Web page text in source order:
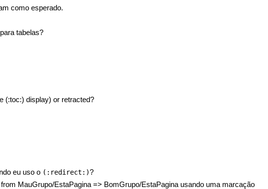
como esperado.
tabelas?
(:toc:) display) or retracted?
eu uso o (:redirect:)?
MauGrupo/EstaPagina => BomGrupo/EstaPagina usando uma marcação